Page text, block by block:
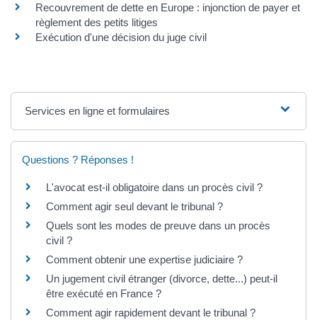
Recouvrement de dette en Europe : injonction de payer et
règlement des petits litiges
Exécution d'une décision du juge civil
Services en ligne et formulaires
Questions ? Réponses !
L'avocat est-il obligatoire dans un procès civil ?
Comment agir seul devant le tribunal ?
Quels sont les modes de preuve dans un procès
civil ?
Comment obtenir une expertise judiciaire ?
Un jugement civil étranger (divorce, dette...) peut-il
être exécuté en France ?
Comment agir rapidement devant le tribunal ?